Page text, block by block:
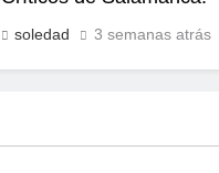
soledad 3 semanas atrás